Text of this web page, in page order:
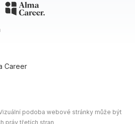
Career
podoba webové stránky může být
práv třetích stran